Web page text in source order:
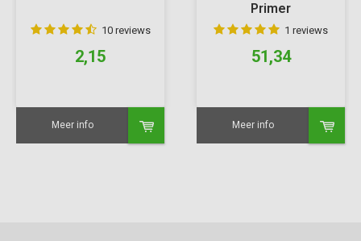
10 reviews
2,15
Meer info
Primer
1 reviews
51,34
Meer info